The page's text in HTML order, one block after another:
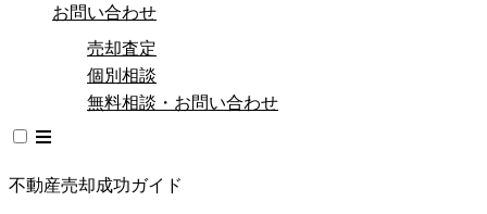
お問い合わせ
売却査定
個別相談
無料相談・お問い合わせ
不動産売却成功ガイド